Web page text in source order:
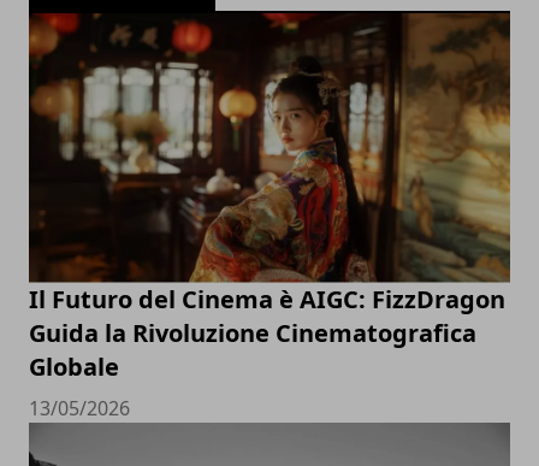
Il Futuro del Cinema è AIGC: FizzDragon
Guida la Rivoluzione Cinematografica
Globale
13/05/2026